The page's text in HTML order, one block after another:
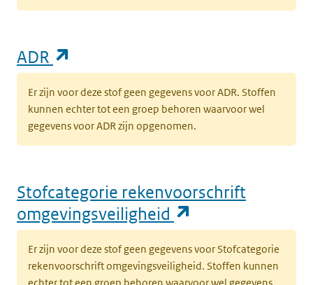
ADR
Er zijn voor deze stof geen gegevens voor ADR. Stoffen
kunnen echter tot een groep behoren waarvoor wel
gegevens voor ADR zijn opgenomen.
Stofcategorie rekenvoorschrift
omgevingsveiligheid
Er zijn voor deze stof geen gegevens voor Stofcategorie
rekenvoorschrift omgevingsveiligheid. Stoffen kunnen